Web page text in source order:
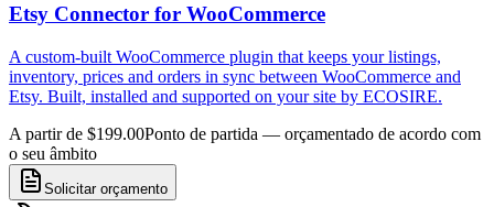
Etsy Connector for WooCommerce
A custom-built WooCommerce plugin that keeps your listings,
inventory, prices and orders in sync between WooCommerce and
Etsy. Built, installed and supported on your site by ECOSIRE.
A partir de $199.00Ponto de partida — orçamentado de acordo com
o seu âmbito
Solicitar orçamento